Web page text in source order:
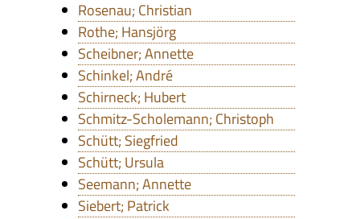
Rosenau; Christian
Rothe; Hansjörg
Scheibner; Annette
Schinkel; André
Schirneck; Hubert
Schmitz-Scholemann; Christoph
Schütt; Siegfried
Schütt; Ursula
Seemann; Annette
Siebert; Patrick